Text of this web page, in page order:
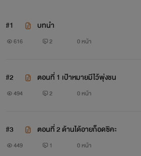
‘’ มะไม่ดีกว่าคะ ‘’
คงขอบายดีกว่าของ ของคุณผู้หญิงนึ
ผมกลับมาที่เดิม ถ้าเลือกจะปล่อยเธอ
#1 บทนำ
616 2 0 หน้า
#2 ตอนที่ 1 เป้าหมายมีไว้พุ่งชน
494 2 0 หน้า
#3 ตอนที่ 2 ด้านได้อายก็อดซิคะ
449 1 0 หน้า